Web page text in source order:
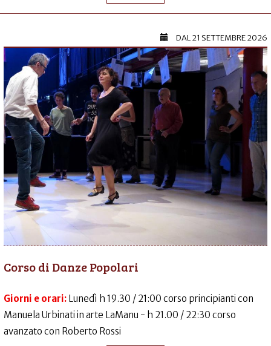
DAL21 SETTEMBRE 2026
Corso di Danze Popolari
Giorni e orari: Lunedì h 19.30 / 21:00 corso principianti con
Manuela Urbinati in arte LaManu - h 21.00 / 22:30 corso
avanzato con Roberto Rossi